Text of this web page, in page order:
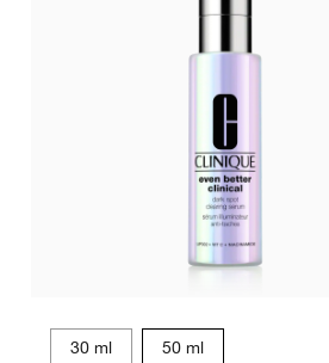
30 ml 50 ml